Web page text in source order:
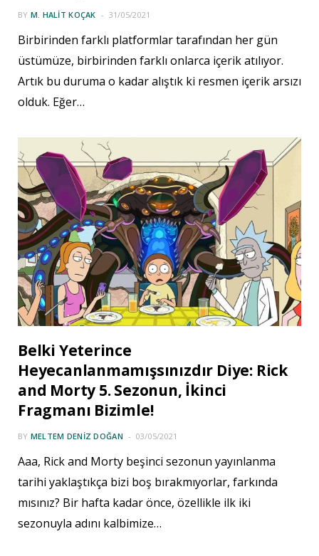
BY M. HALIT KOÇAK 31/05/2021
Birbirinden farklı platformlar tarafından her gün
üstümüze, birbirinden farklı onlarca içerik atılıyor.
Artık bu duruma o kadar alıştık ki resmen içerik arsızı
olduk. Eğer…
Belki Yeterince
Heyecanlanmamışsınızdır Diye: Rick
and Morty 5. Sezonun, İkinci
Fragmanı Bizimle!
BY MELTEM DENIZ DOĞAN 03/05/2021
Aaa, Rick and Morty beşinci sezonun yayınlanma
tarihi yaklaştıkça bizi boş bırakmıyorlar, farkında
mısınız? Bir hafta kadar önce, özellikle ilk iki
sezonuyla adını kalbimize…